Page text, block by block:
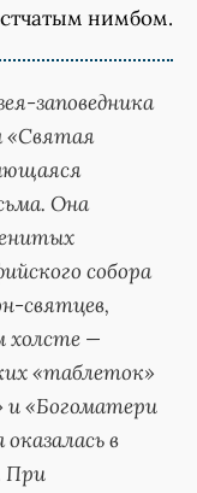
нимбом.
заповедника
«Святая
Она
собора
святцев,
холсте —
«таблеток»
и «Богоматери
в
При